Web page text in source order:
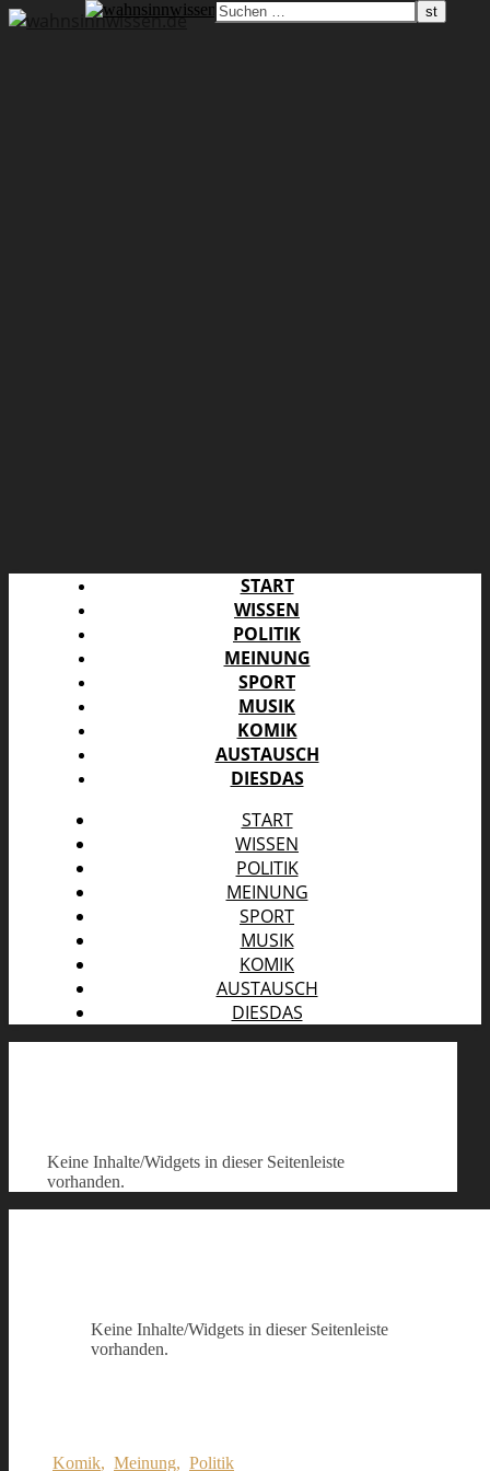
START
WISSEN
POLITIK
MEINUNG
SPORT
MUSIK
KOMIK
AUSTAUSCH
DIESDAS
START
WISSEN
POLITIK
MEINUNG
SPORT
MUSIK
KOMIK
AUSTAUSCH
DIESDAS
Keine Inhalte/Widgets in dieser Seitenleiste
vorhanden.
Keine Inhalte/Widgets in dieser Seitenleiste
vorhanden.
Komik, Meinung, Politik